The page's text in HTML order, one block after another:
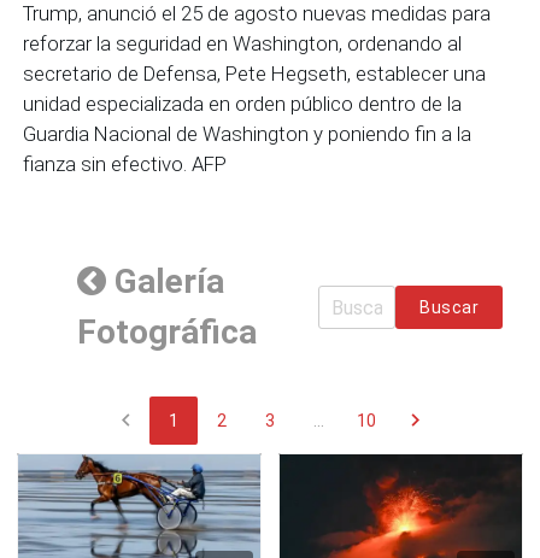
Trump, anunció el 25 de agosto nuevas medidas para
reforzar la seguridad en Washington, ordenando al
secretario de Defensa, Pete Hegseth, establecer una
unidad especializada en orden público dentro de la
Guardia Nacional de Washington y poniendo fin a la
fianza sin efectivo. AFP
Galería
Fotográfica
Buscar
chevron_left 1 2 3 10 chevron_right